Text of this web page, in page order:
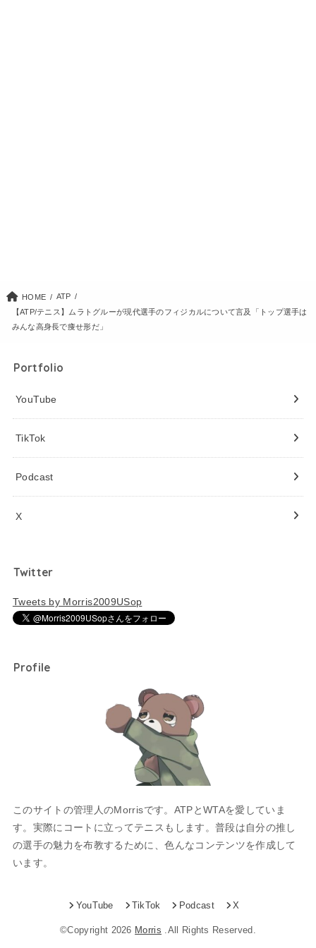
HOME
ATP
【ATP/テニス】ムラトグルーが現代選手のフィジカルについて言及「トップ選手は
みんな高身長で痩せ形だ」
Portfolio
YouTube
TikTok
Podcast
X
Twitter
Tweets by Morris2009USop
Profile
このサイトの管理人のMorrisです。ATPとWTAを愛していま
す。実際にコートに立ってテニスもします。普段は自分の推し
の選手の魅力を布教するために、色んなコンテンツを作成して
います。
YouTube TikTok Podcast X
©Copyright 2026 Morris .All Rights Reserved.